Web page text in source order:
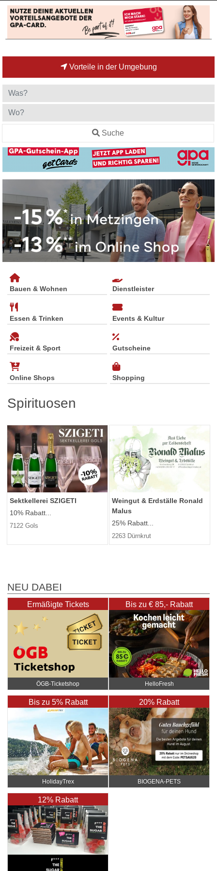
Vorteile in der Umgebung
Suche
Bauen & Wohnen Dienstleister
Essen & Trinken Events & Kultur
Freizeit & Sport Gutscheine
Online Shops Shopping
Spirituosen
Sektkellerei SZIGETI
10% Rabatt...
7122 Gols
Weingut & Erdställe Ronald
Malus
25% Rabatt...
2263 Dürnkrut
NEU DABEI
Ermäßigte Tickets
ÖGB-Ticketshop
Bis zu € 85,- Rabatt
HelloFresh
Bis zu 5% Rabatt
HolidayTrex
20% Rabatt
BIOGENA-PETS
12% Rabatt